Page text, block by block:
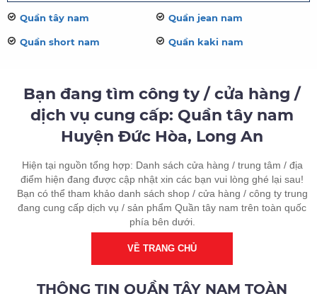
Quần tây nam Quần jean nam
Quần short nam Quần kaki nam
Bạn đang tìm công ty / cửa hàng /
dịch vụ cung cấp: Quần tây nam
Huyện Đức Hòa, Long An
Hiện tại nguồn tổng hợp: Danh sách cửa hàng / trung tâm / địa
điểm hiện đang được cập nhật xin các bạn vui lòng ghé lại sau!
Bạn có thể tham khảo danh sách shop / cửa hàng / công ty trung
đang cung cấp dịch vụ / sản phẩm Quần tây nam trên toàn quốc
phía bên dưới.
VỀ TRANG CHỦ
THÔNG TIN QUẦN TÂY NAM TOÀN